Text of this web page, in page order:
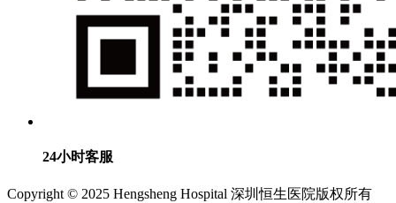
24小时客服
Copyright © 2025 Hengsheng Hospital 深圳恒生医院版权所有